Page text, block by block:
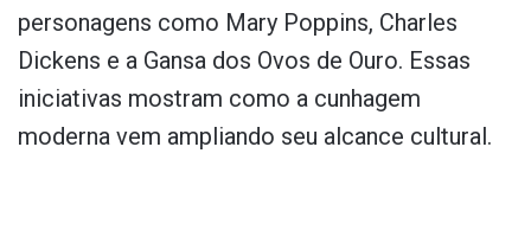
personagens como Mary Poppins, Charles
Dickens e a Gansa dos Ovos de Ouro. Essas
iniciativas mostram como a cunhagem
moderna vem ampliando seu alcance cultural.